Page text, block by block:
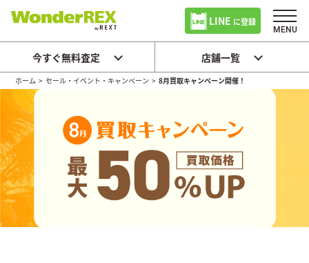
LINE に登録
今すぐ無料査定 店舗一覧
ホーム >セール・イベント・キャンペーン >8月買取キャンペーン開催！